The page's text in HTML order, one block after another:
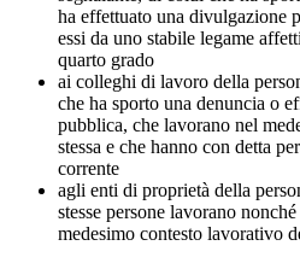
ha effettuato una divulgazione
essi da uno stabile legame
quarto grado
ai colleghi di lavoro della
che ha sporto una denuncia o
pubblica, che lavorano nel
stessa e che hanno con detta
corrente
agli enti di proprietà della
stesse persone lavorano
medesimo contesto lavorativo